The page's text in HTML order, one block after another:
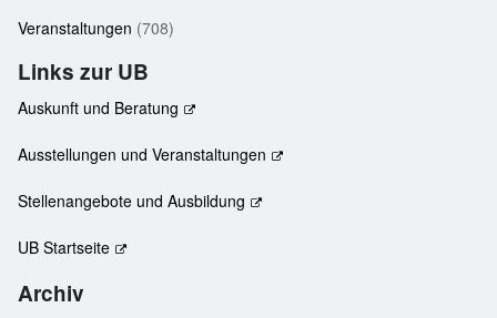
Veranstaltungen (708)
Links zur UB
Auskunft und Beratung
Ausstellungen und Veranstaltungen
Stellenangebote und Ausbildung
UB Startseite
Archiv